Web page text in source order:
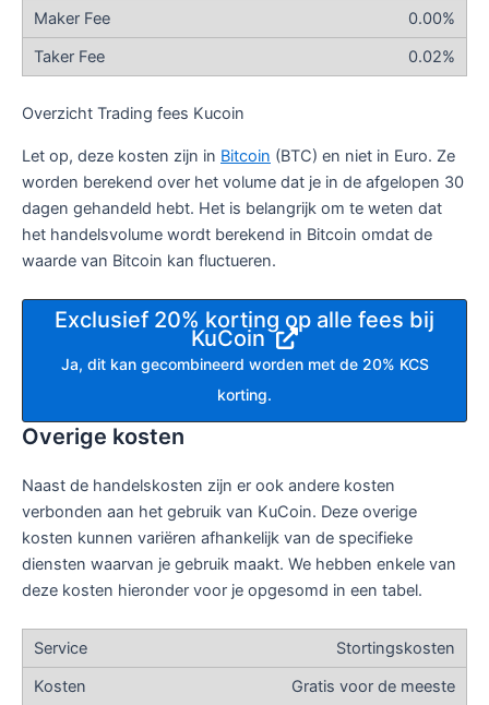
0.00%
0.02%
Overzicht Trading fees Kucoin
Let op, deze kosten zijn in Bitcoin (BTC) en niet in Euro. Ze
worden berekend over het volume dat je in de afgelopen 30
dagen gehandeld hebt. Het is belangrijk om te weten dat
het handelsvolume wordt berekend in Bitcoin omdat de
waarde van Bitcoin kan fluctueren.
Exclusief 20% korting op alle fees bij
KuCoin
Ja, dit kan gecombineerd worden met de 20% KCS
korting.
Overige kosten
Naast de handelskosten zijn er ook andere kosten
verbonden aan het gebruik van KuCoin. Deze overige
kosten kunnen variëren afhankelijk van de specifieke
diensten waarvan je gebruik maakt. We hebben enkele van
deze kosten hieronder voor je opgesomd in een tabel.
Stortingskosten
Gratis voor de meeste